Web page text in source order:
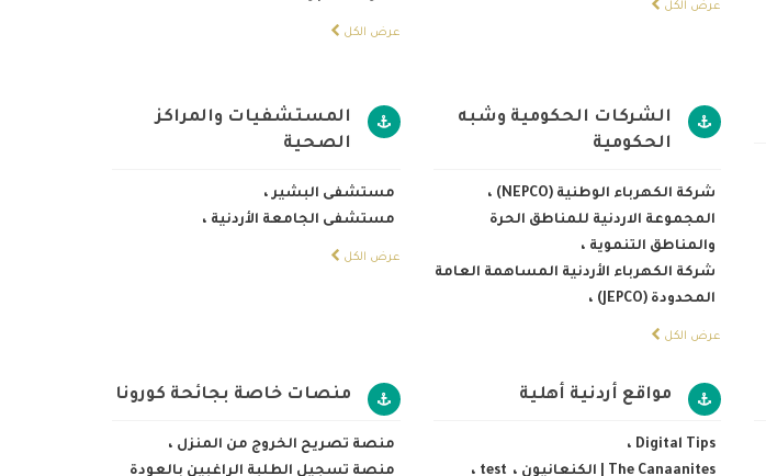
عرض الكل
عرض الكل
الشركات الحكومية وشبه
الحكومية
شركة الكهرباء الوطنية (NEPCO)
،
المجموعة الاردنية للمناطق الحرة
والمناطق التنموية ،
شركة الكهرباء الأردنية المساهمة العامة
المحدودة (JEPCO)
،
عرض الكل
المستشفيات والمراكز
الصحية
مستشفى البشير ،
مستشفى الجامعة الأردنية ،
عرض الكل
مواقع أردنية أهلية
Digital Tips ،
The Canaanites | الكنعانيون
، test ،
منصات خاصة بجائحة كورونا
منصة تصريح الخروج من المنزل ،
منصة تسجيل الطلبة الراغبين بالعودة